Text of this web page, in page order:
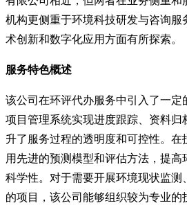
机构更侧重于环境科技研发与咨询
术创新和数字化应用方面有所探索。
服务特色概述
该公司在环评代办服务中引入了一
项目管理系统实现进度跟踪、资料
升了服务过程的透明度和可控性。
用先进的预测模型和评估方法，提
科学性。对于需要开展环境现状监
的项目，该公司能够组织较为专业的